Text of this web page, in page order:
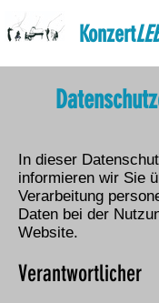
Konzert
In dieser
informieren wir Sie
Verarbeitung
Daten bei der
Website.
Verantwortlicher